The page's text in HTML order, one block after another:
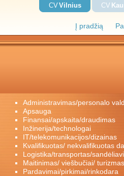
Į pradžią
CVVilnius CV
administravimas/personalo
apsauga
finansai/apskaita/draudimas
inžinerija/technologai
IT/telekomunikacijos/dizainas
kvalifikuotas/ nekvalifikuotas
logistika/transportas/
maitinimas/ viešbučiai/ turizmas
pardavimai/pirkimai/rinkodara